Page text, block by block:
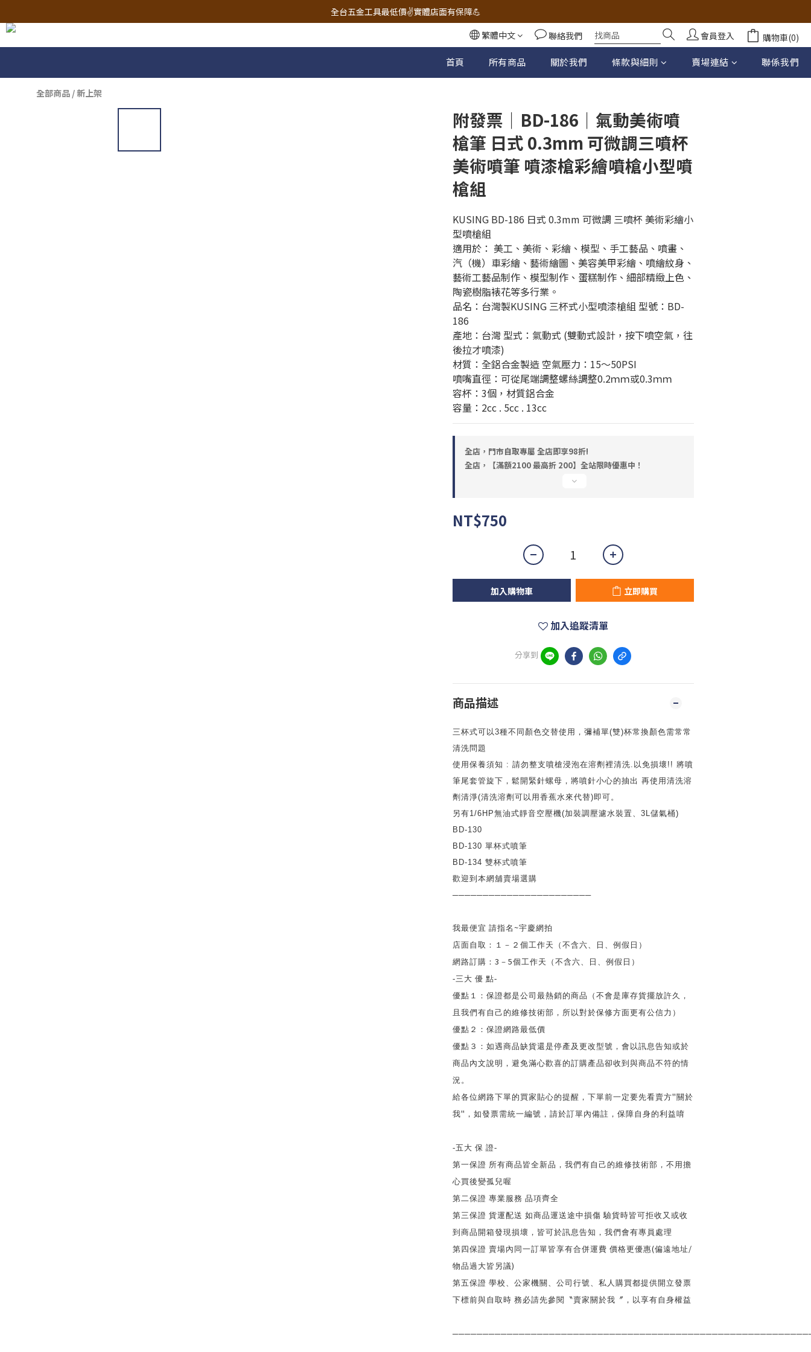
🔧電動工具&五金唯一首選 宇慶五金網拍🔧
全台五金工具最低價✌️實體店面有保障💪
配有專業維修部門🔧品質保修一年📌
🔧電動工具&五金唯一首選 宇慶五金網拍🔧
繁體中文 聯絡我們 會員登入 購物車(0)
首頁 所有商品 關於我們 條款與細則 賣場連結 聯係我們
全部商品 /新上架
附發票｜BD-186｜氣動美術噴
槍筆 日式 0.3mm 可微調三噴杯
美術噴筆 噴漆槍彩繪噴槍小型噴
槍組
KUSING BD-186 日式 0.3mm 可微調 三噴杯 美術彩繪小
型噴槍組
適用於： 美工、美術、彩繪、模型、手工藝品、噴畫、
汽（機）車彩繪、藝術繪圖、美容美甲彩繪、噴繪紋身、
藝術工藝品制作、模型制作、蛋糕制作、細部精緻上色、
陶瓷樹脂裱花等多行業。
品名：台灣製KUSING 三杯式小型噴漆槍組 型號：BD-
186
產地：台灣 型式：氣動式 (雙動式設計，按下噴空氣，往
後拉才噴漆)
材質：全鋁合金製造 空氣壓力：15～50PSI
噴嘴直徑：可從尾端調整螺絲調整0.2ｍｍ或0.3ｍｍ
容杯：3個，材質鋁合金
容量：2cc . 5cc . 13cc
全店，門市自取專屬 全店即享98折!
全店，【滿額2100 最高折 200】全站限時優惠中！
NT$750
加入購物車 立即購買
加入追蹤清單
分享到
商品描述
三杯式可以3種不同顏色交替使用，彌補單(雙)杯常換顏色需常常
清洗問題
使用保養須知 : 請勿整支噴槍浸泡在溶劑裡清洗. 以免損壞 !! 將噴
筆尾套管旋下，鬆開緊針螺母，將噴針小心的抽出 再使用清洗溶
劑清淨(清洗溶劑可以用香蕉水來代替)即可。
另有1/6HP無油式靜音空壓機(加裝調壓濾水裝置、 3L儲氣桶)
BD-130
BD-130 單杯式噴筆
BD-134 雙杯式噴筆
歡迎到本網舖賣場選購
───────────────────────
我最便宜 請指名 ~宇慶網拍
店面自取：１－２個工作天（不含六、日、例假日）
網路訂購： 3 － 5個工作天（不含六、日、例假日）
-三大 優 點-
優點１：保證都是公司最熱銷的商品（不會是庫存貨擺放許久，
且我們有自己的維修技術部，所以對於保修方面更有公信力）
優點２：保證網路最低價
優點３：如遇商品缺貨還是停產及更改型號，會以訊息告知或於
商品內文說明，避免滿心歡喜的訂購產品卻收到與商品不符的情
況。
給各位網路下單的買家貼心的提醒，下單前一定要先看賣方" 關於
我" ，如發票需統一編號，請於訂單內備註，保障自身的利益唷
-五大 保 證-
第一保證 所有商品皆全新品，我們有自己的維修技術部，不用擔
心買後變孤兒喔
第二保證 專業服務 品項齊全
第三保證 貨運配送 如商品運送途中損傷 驗貨時皆可拒收又或收
到商品開箱發現損壞，皆可於訊息告知，我們會有專員處理
第四保證 賣場內同一訂單皆享有合併運費 價格更優惠(偏遠地址 /
物品過大皆另議)
第五保證 學校、公家機關、公司行號、私人購買都提供開立發票
下標前與自取時 務必請先參閱〝賣家關於我〞，以享有自身權益
立即購買